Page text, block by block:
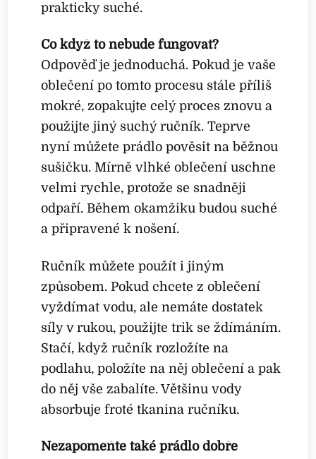
prakticky suché.
Co když to nebude fungovat?
Odpověď je jednoduchá. Pokud je vaše
oblečení po tomto procesu stále příliš
mokré, zopakujte celý proces znovu a
použijte jiný suchý ručník. Teprve
nyní můžete prádlo pověsit na běžnou
sušičku. Mírně vlhké oblečení uschne
velmi rychle, protože se snadněji
odpaří. Během okamžiku budou suché
a připravené k nošení.
Ručník můžete použít i jiným
způsobem. Pokud chcete z oblečení
vyždímat vodu, ale nemáte dostatek
síly v rukou, použijte trik se ždímáním.
Stačí, když ručník rozložíte na
podlahu, položíte na něj oblečení a pak
do něj vše zabalíte. Většinu vody
absorbuje froté tkanina ručníku.
Nezapomeňte také prádlo dobře